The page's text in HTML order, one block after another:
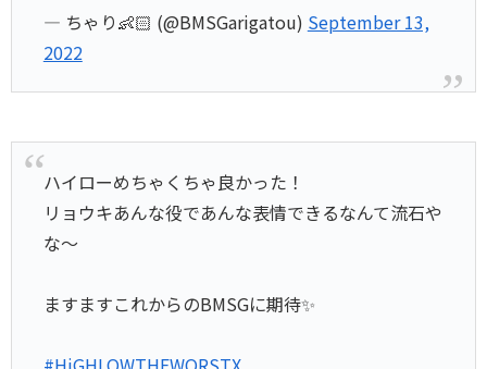
— ちゃり👶🏻 (@BMSGarigatou) September 13,
2022
ハイローめちゃくちゃ良かった！
リョウキあんな役であんな表情できるなんて流石や
な〜
ますますこれからのBMSGに期待✨